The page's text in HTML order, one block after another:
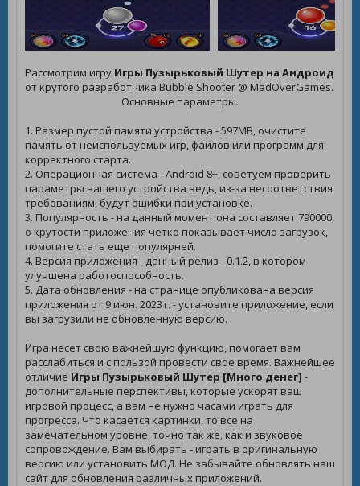
Рассмотрим игру Игры Пузырьковый Шутер на Андроид
от крутого разработчика Bubble Shooter @ MadOverGames.
Основные параметры.
1. Размер пустой памяти устройства - 597MB, очистите
память от неиспользуемых игр, файлов или программ для
корректного старта.
2. Операционная система - Android 8+, советуем проверить
параметры вашего устройства ведь, из-за несоответствия
требованиям, будут ошибки при установке.
3. Популярность - на данный момент она составляет 790000,
о крутости приложения четко показывает число загрузок,
помогите стать еще популярней.
4. Версия приложения - данный релиз - 0.1.2, в котором
улучшена работоспособность.
5. Дата обновления - на странице опубликована версия
приложения от 9 июн. 2023 г. - установите приложение, если
вы загрузили не обновленную версию.
Игра несет свою важнейшую функцию, помогает вам
расслабиться и с пользой провести свое время. Важнейшее
отличие Игры Пузырьковый Шутер [Много денег] -
дополнительные перспективы, которые ускорят ваш
игровой процесс, а вам не нужно часами играть для
прогресса. Что касается картинки, то все на
замечательном уровне, точно так же, как и звуковое
сопровождение. Вам выбирать - играть в оригинальную
версию или установить МОД. Не забывайте обновлять наш
сайт для обновления различных приложений.